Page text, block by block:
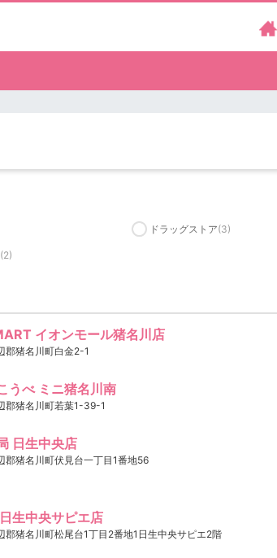
ドラッグストア(3)
(2)
イオンモール猪名川店
郡猪名川町白金2-1
うべ ミニ猪名川南
郡猪名川町若葉1-39-1
日生中央店
郡猪名川町伏見台一丁目1番地56
生中央サピエ店
郡猪名川町松尾台1丁目2番地1日生中央サピエ2階